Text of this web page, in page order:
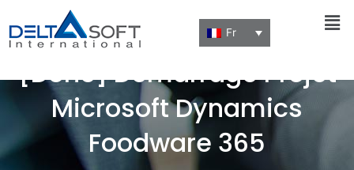
Fr
[Done] Démarrage Projet
Microsoft Dynamics
Foodware 365